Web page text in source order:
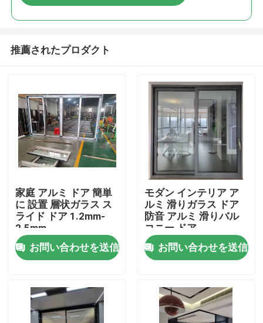
家
プロダクト
推薦されたプロダクト
家庭 アルミ ドア 簡単
に 設置 層状ガラス ス
ライド ドア 1.2mm-
2.5mm
お問い合わせを送信
モダン インテリア ア
ルミ 滑りガラス ドア
防音 アルミ 滑りバル
コニー ドア
お問い合わせを送信